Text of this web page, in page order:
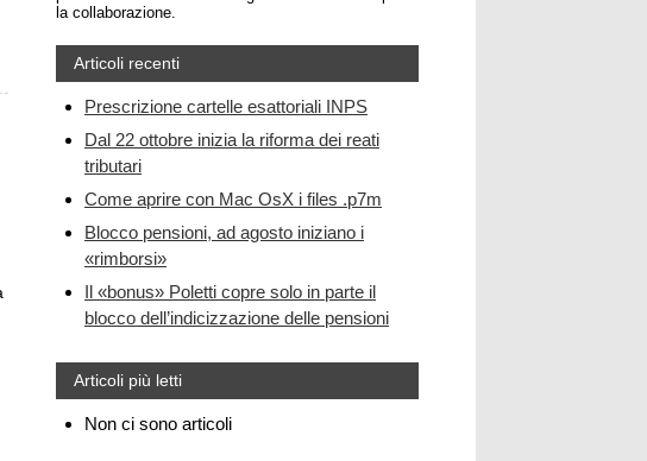
la collaborazione.
Articoli recenti
Prescrizione cartelle esattoriali INPS
Dal 22 ottobre inizia la riforma dei reati
tributari
Come aprire con Mac OsX i files .p7m
Blocco pensioni, ad agosto iniziano i
«rimborsi»
Il «bonus» Poletti copre solo in parte il
blocco dell’indicizzazione delle pensioni
Articoli più letti
Non ci sono articoli